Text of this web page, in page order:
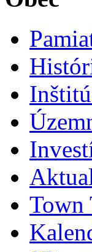
Town